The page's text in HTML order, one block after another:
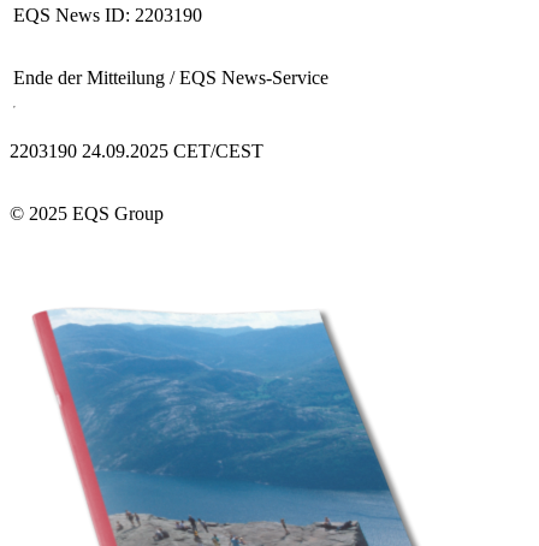
EQS News ID: 2203190
Ende der Mitteilung / EQS News-Service
2203190 24.09.2025 CET/CEST
© 2025 EQS Group